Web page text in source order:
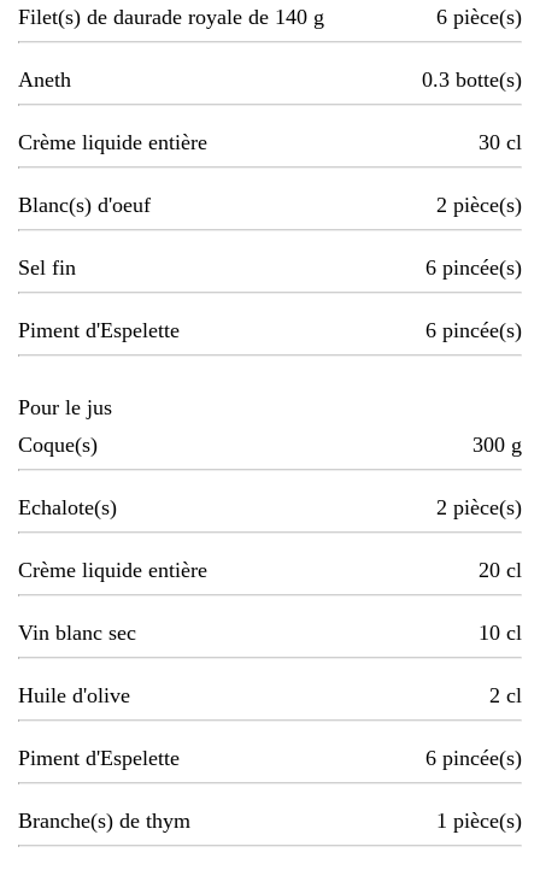
Filet(s) de daurade royale de 140 g
6 pièce(s)
Aneth 0.3 botte(s)
Crème liquide entière 30 cl
Blanc(s) d'oeuf 2 pièce(s)
Sel fin 6 pincée(s)
Piment d'Espelette 6 pincée(s)
Pour le jus
Coque(s)
300 g
Echalote(s) 2 pièce(s)
Crème liquide entière 20 cl
Vin blanc sec 10 cl
Huile d'olive 2 cl
Piment d'Espelette 6 pincée(s)
Branche(s) de thym 1 pièce(s)